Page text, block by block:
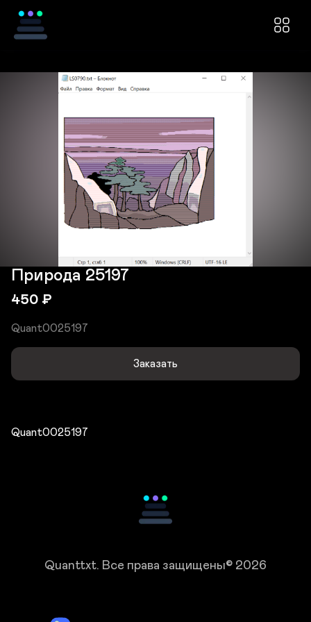
Природа 25197
450 ₽
Quant0025197
Заказать
Quant0025197
Quanttxt. Все права защищены© 2026